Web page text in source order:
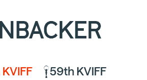
se do čtení.
59th KVIFF